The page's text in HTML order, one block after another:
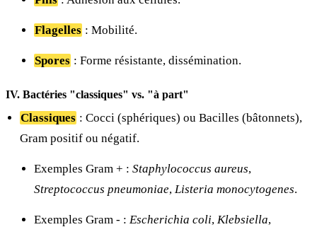
Flagelles : Mobilité.
Spores : Forme résistante, dissémination.
IV. Bactéries "classiques" vs. "à part"
Classiques : Cocci (sphériques) ou Bacilles (bâtonnets),
Gram positif ou négatif.
Exemples Gram + : Staphylococcus aureus,
Streptococcus pneumoniae, Listeria monocytogenes.
Exemples Gram - : Escherichia coli, Klebsiella,